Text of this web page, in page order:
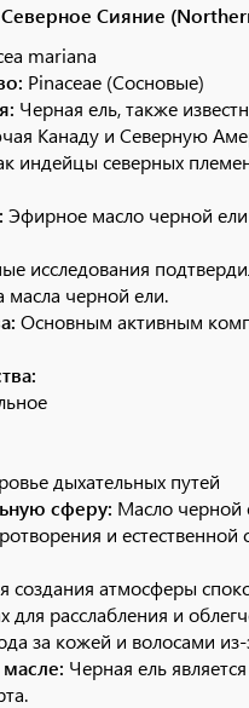
Сияние
mariana
Pinaceae (Сосновые)
Черная ель, также
Канаду и Северную
индейцы северных
Эфирное масло черной
исследования
масла черной ели.
Основным активным
дыхательных путей
сферу: Масло черной
и естественной
создания атмосферы
для расслабления и
за кожей и волосами
Черная ель